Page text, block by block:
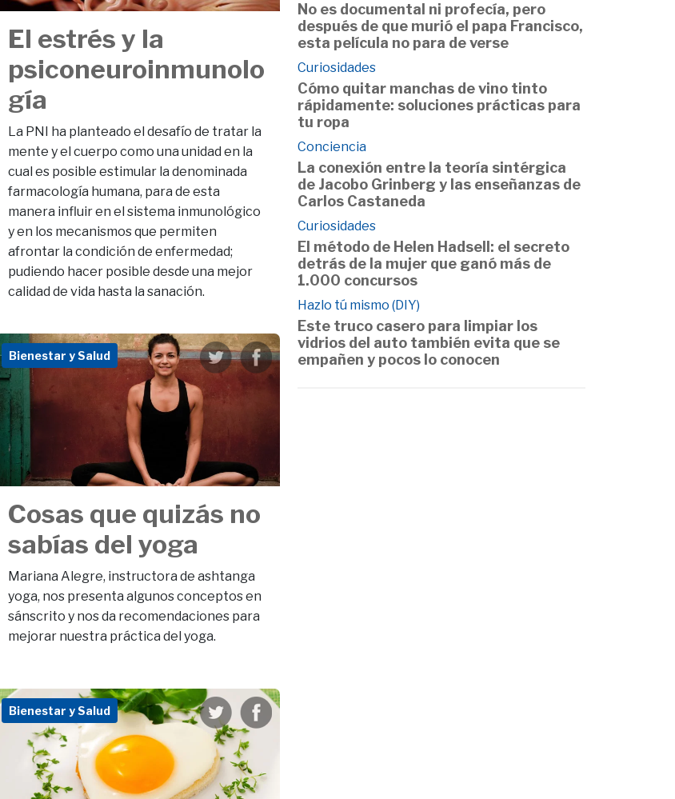
El estrés y la
psiconeuroinmunolo
gía
La PNI ha planteado el desafío de tratar la
mente y el cuerpo como una unidad en la
cual es posible estimular la denominada
farmacología humana, para de esta
manera influir en el sistema inmunológico
y en los mecanismos que permiten
afrontar la condición de enfermedad;
pudiendo hacer posible desde una mejor
calidad de vida hasta la sanación.
Bienestar y Salud
Cosas que quizás no
sabías del yoga
Mariana Alegre, instructora de ashtanga
yoga, nos presenta algunos conceptos en
sánscrito y nos da recomendaciones para
mejorar nuestra práctica del yoga.
Bienestar y Salud
No es documental ni profecía, pero
después de que murió el papa Francisco,
esta película no para de verse
Curiosidades
Cómo quitar manchas de vino tinto
rápidamente: soluciones prácticas para
tu ropa
Conciencia
La conexión entre la teoría sintérgica
de Jacobo Grinberg y las enseñanzas de
Carlos Castaneda
Curiosidades
El método de Helen Hadsell: el secreto
detrás de la mujer que ganó más de
1.000 concursos
Hazlo tú mismo (DIY)
Este truco casero para limpiar los
vidrios del auto también evita que se
empañen y pocos lo conocen